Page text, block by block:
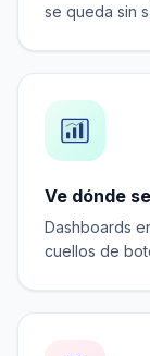
se queda sin
Ve dónde
Dashboards
cuellos de